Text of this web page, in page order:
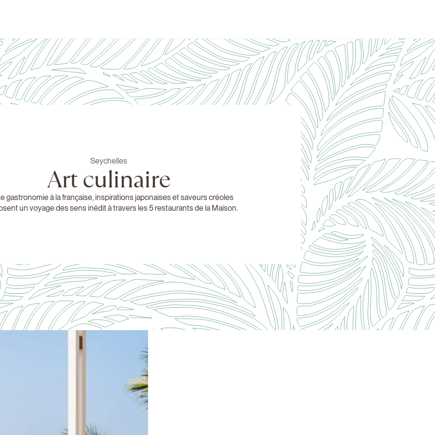
Seychelles
Art culinaire
gastronomie à la française, inspirations japonaises et saveurs créoles
un voyage des sens inédit à travers les 5 restaurants de la Maison.